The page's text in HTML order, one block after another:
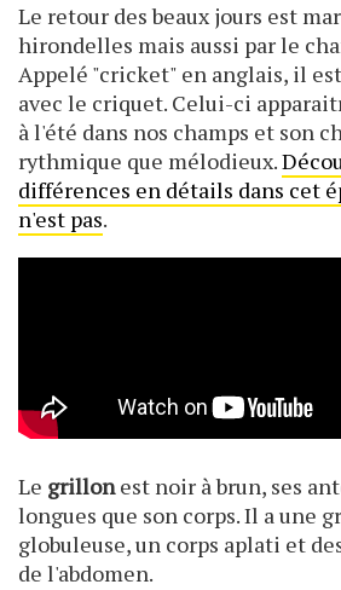
Le retour des beaux jours est
hirondelles mais aussi par le
Appelé "cricket" en anglais, il
avec le criquet. Celui-ci
à l'été dans nos champs et son
rythmique que mélodieux.
différences en détails dans cet
n'est pas.
Le grillonest noir à brun, ses
longues que son corps. Il a une
globuleuse, un corps aplati et
de l'abdomen.